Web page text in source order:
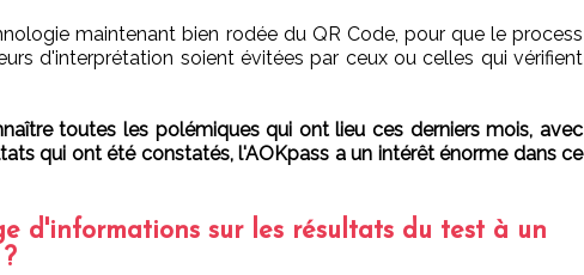
maintenant bien rodée du QR Code, pour que le process
d'interprétation soient évitées par ceux ou celles qui vérifient
toutes les polémiques qui ont lieu ces derniers mois, avec
qui ont été constatés, l'AOKpass a un intérêt énorme dans ce
d'informations sur les résultats du test à un